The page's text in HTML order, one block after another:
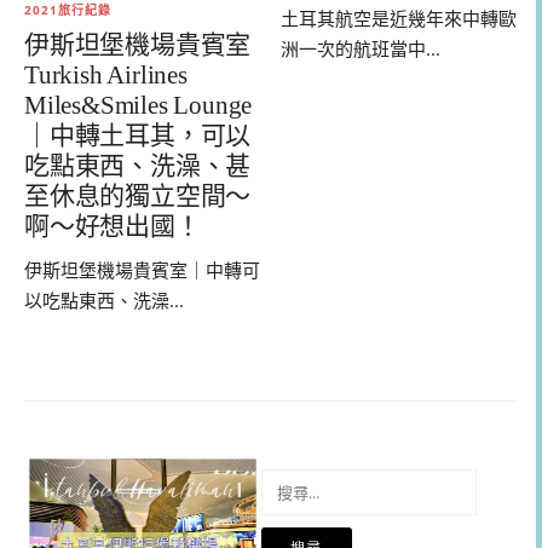
2021旅行紀錄
伊斯坦堡機場貴賓室
Turkish Airlines
Miles&Smiles Lounge
｜中轉土耳其，可以
吃點東西、洗澡、甚
至休息的獨立空間～
啊～好想出國！
伊斯坦堡機場貴賓室｜中轉可
以吃點東西、洗澡...
土耳其航空是近幾年來中轉歐
洲一次的航班當中...
關